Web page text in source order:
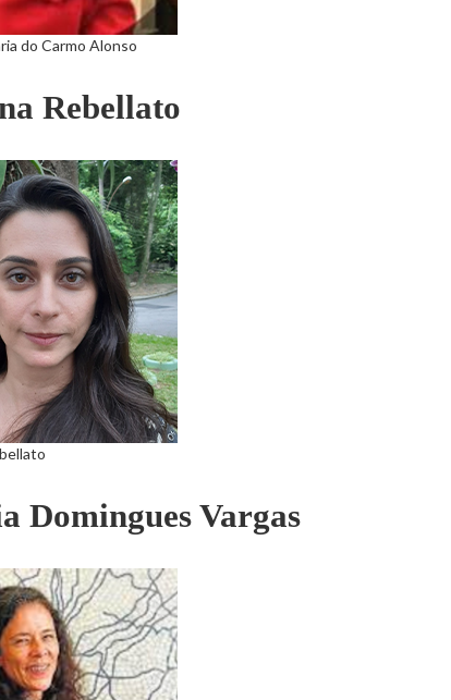
do Carmo Alonso
Rebellato
Domingues Vargas